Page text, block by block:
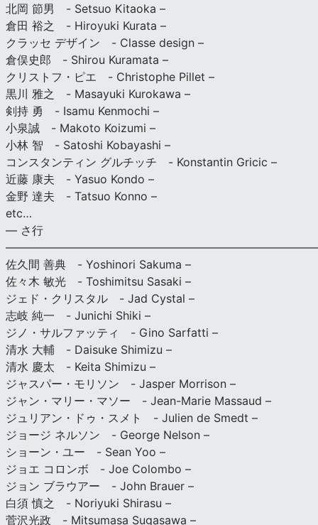
北岡 節男 - Setsuo Kitaoka –
倉田 裕之 - Hiroyuki Kurata –
クラッセ デザイン - Classe design –
倉俣史郎 - Shirou Kuramata –
クリストフ・ピエ - Christophe Pillet –
黒川 雅之 - Masayuki Kurokawa –
剣持 勇 - Isamu Kenmochi –
小泉誠 - Makoto Koizumi –
小林 智 - Satoshi Kobayashi –
コンスタンティン グルチッチ - Konstantin Gricic –
近藤 康夫 - Yasuo Kondo –
金野 達夫 - Tatsuo Konno –
etc…
— さ行
佐久間 善典 - Yoshinori Sakuma –
佐々木 敏光 - Toshimitsu Sasaki –
ジェド・クリスタル - Jad Cystal –
志岐 純一 - Junichi Shiki –
ジノ・サルファッティ - Gino Sarfatti –
清水 大輔 - Daisuke Shimizu –
清水 慶太 - Keita Shimizu –
ジャスパー・モリソン - Jasper Morrison –
ジャン・マリー・マソー - Jean-Marie Massaud –
ジュリアン・ドゥ・スメト - Julien de Smedt –
ジョージ ネルソン - George Nelson –
ショーン・ユー - Sean Yoo –
ジョエ コロンボ - Joe Colombo –
ジョン ブラウアー - John Brauer –
白須 慎之 - Noriyuki Shirasu –
菅沢光政 - Mitsumasa Sugasawa –